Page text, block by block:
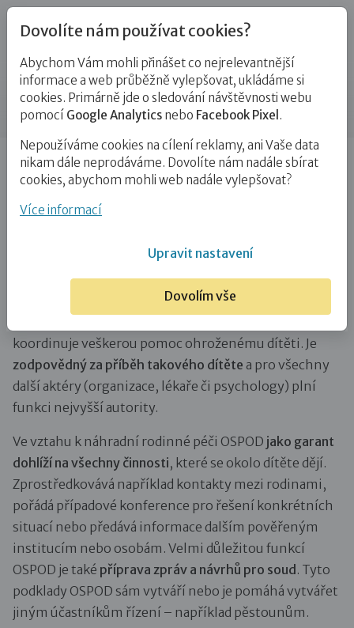
Blog
Příspěvek
Úvod Blog Zájemci o NRP
Abeceda: O jako orgán
sociálně-právní ochrany dětí (OSPOD)…
Abeceda: O jako orgán sociálně-
Zájemci o NRP
koordinuje veškerou pomoc ohroženému dítěti. Je
zodpovědný za příběh takového dítěte a pro všechny
další aktéry (organizace, lékaře či psychology) plní
funkci nejvyšší autority.
Ve vztahu k náhradní rodinné péči OSPOD jako garant
dohlíží na všechny činnosti, které se okolo dítěte dějí.
Zprostředkovává například kontakty mezi rodinami,
pořádá případové konference pro řešení konkrétních
situací nebo předává informace dalším pověřeným
institucím nebo osobám. Velmi důležitou funkcí
OSPOD je také příprava zpráv a návrhů pro soud. Tyto
podklady OSPOD sám vytváří nebo je pomáhá vytvářet
jiným účastníkům řízení – například pěstounům.
Dovolíte nám používat cookies?
Abychom Vám mohli přinášet co nejrelevantnější
informace a web průběžně vylepšovat, ukládáme si
cookies. Primárně jde o sledování návštěvnosti webu
pomocí Google Analytics nebo Facebook Pixel .
Nepoužíváme cookies na cílení reklamy, ani Vaše data
nikam dále neprodáváme. Dovolíte nám nadále sbírat
cookies, abychom mohli web nadále vylepšovat?
Více informací
Upravit nastavení
Dovolím vše